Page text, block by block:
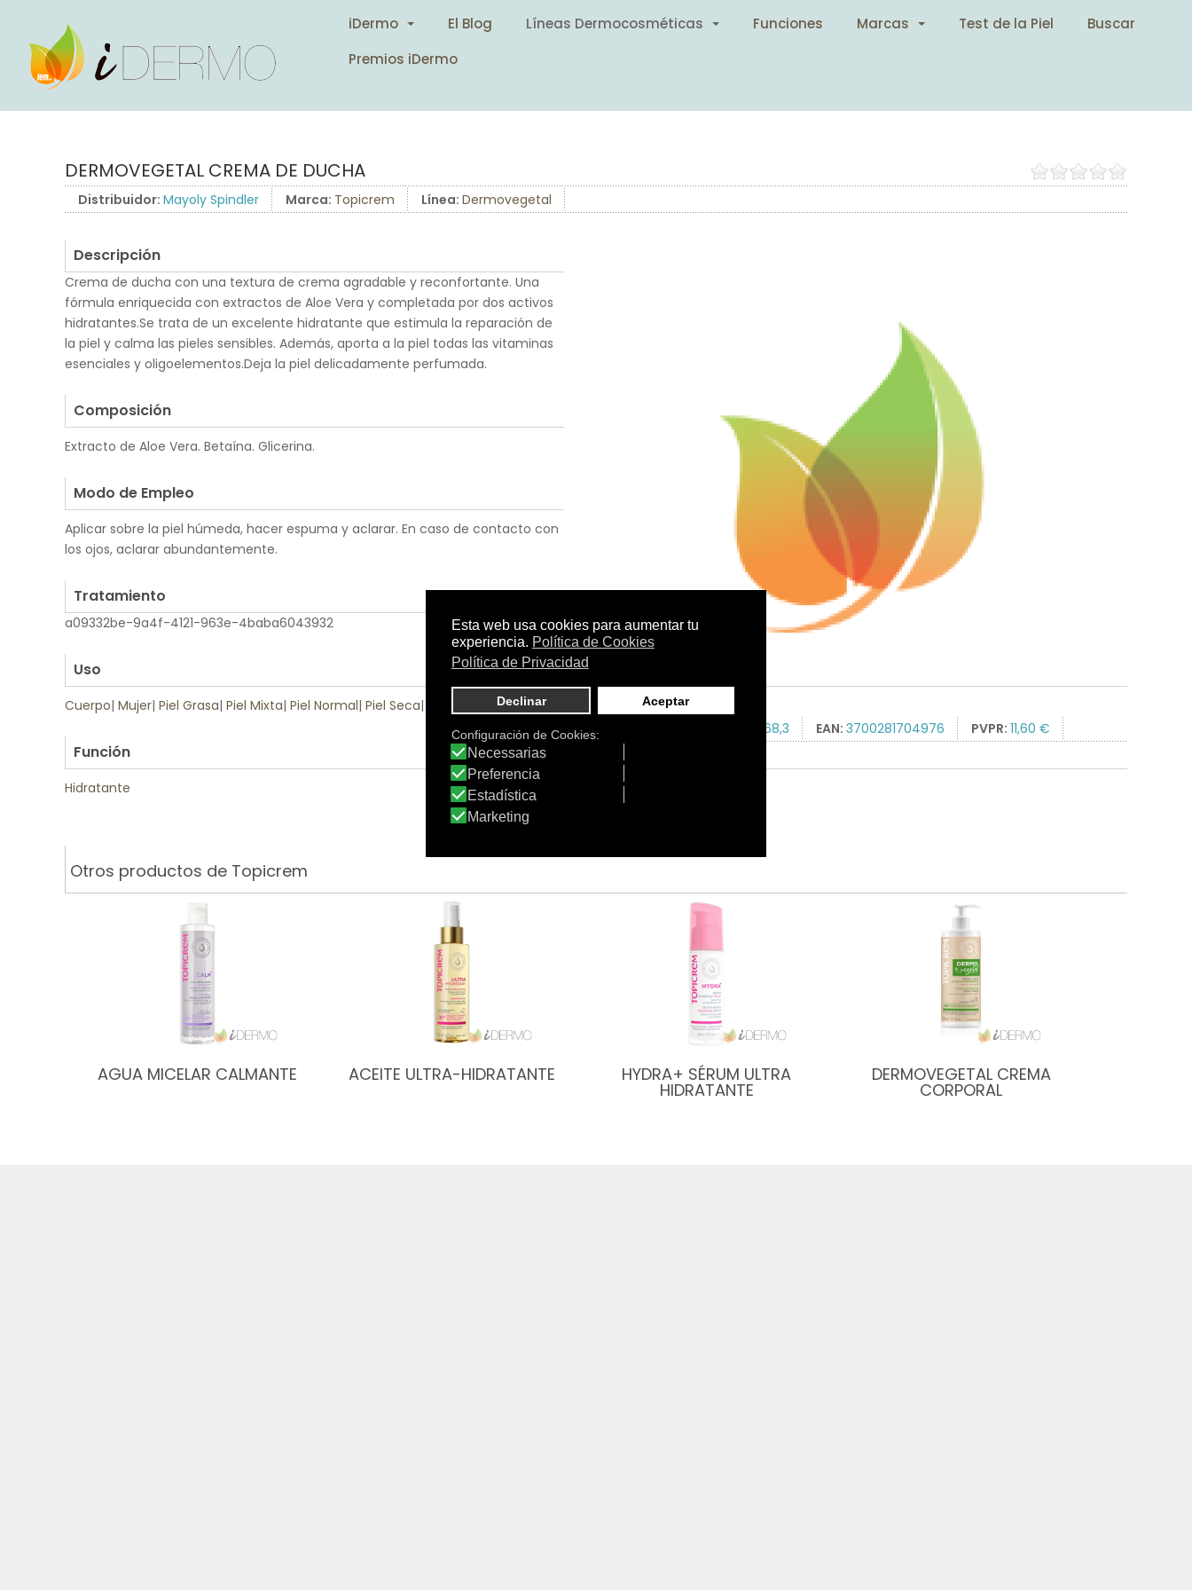
iDermo El Blog Líneas Dermocosméticas Funciones Marcas Test de la Piel
Buscar
Premios iDermo
DERMOVEGETAL CREMA DE DUCHA
Distribuidor: Mayoly Spindler Marca: Topicrem Línea: Dermovegetal
Tamaño: 212168,3 EAN: 3700281704976 PVPR: 11,60 €
Descripción
Crema de ducha con una textura de crema agradable y reconfortante. Una
fórmula enriquecida con extractos de Aloe Vera y completada por dos activos
hidratantes.Se trata de un excelente hidratante que estimula la reparación de
la piel y calma las pieles sensibles. Además, aporta a la piel todas las vitaminas
esenciales y oligoelementos.Deja la piel delicadamente perfumada.
Composición
Extracto de Aloe Vera. Betaína. Glicerina.
Modo de Empleo
Aplicar sobre la piel húmeda, hacer espuma y aclarar. En caso de contacto con
los ojos, aclarar abundantemente.
Tratamiento
a09332be-9a4f-4121-963e-4baba6043932
Uso
Cuerpo| Mujer| Piel Grasa| Piel Mixta| Piel Normal| Piel Seca|
Piel Sensible
Función
Hidratante
Otros productos de Topicrem
AGUA MICELAR CALMANTE ACEITE ULTRA-HIDRATANTE HYDRA+ SÉRUM ULTRA
HIDRATANTE
DERMOVEGETAL CREMA
CORPORAL